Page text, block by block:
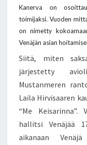
Kanerva on
toimijaksi. Vuoden
on nimetty
Venäjän asian
Siitä, miten
järjestetty
Mustanmeren
Laila Hirvisaaren
“Me Keisarinna”.
hallitsi Venäjää
aikanaan